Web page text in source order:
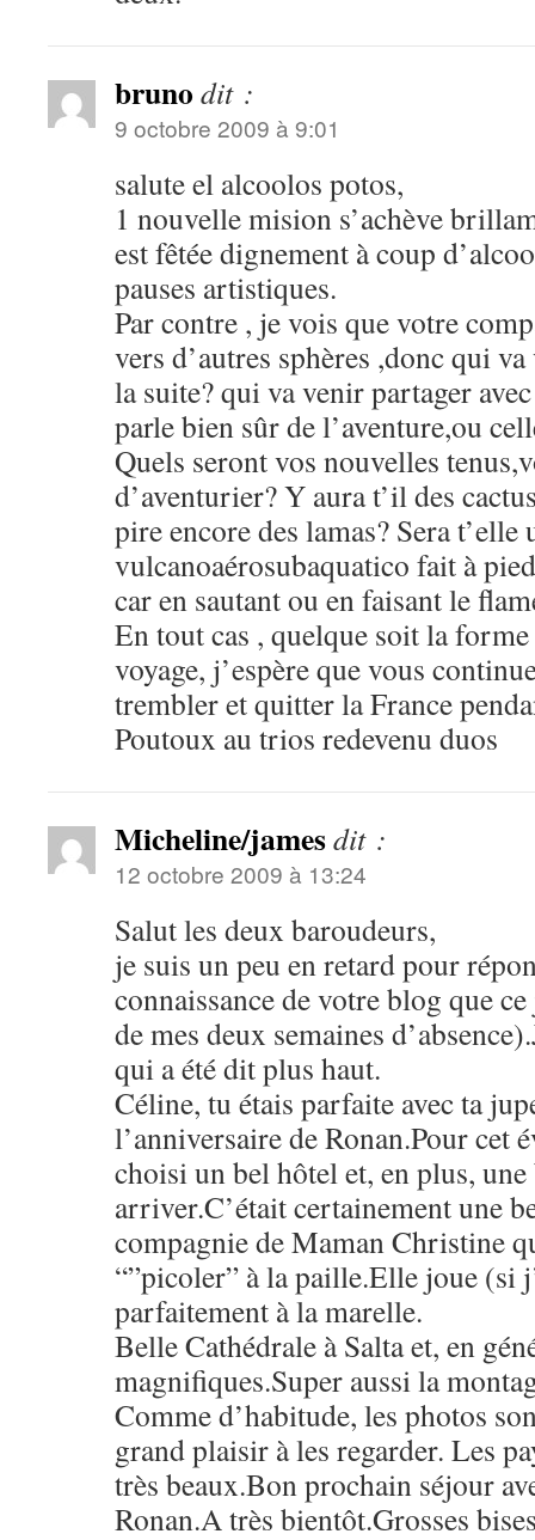
bruno dit :
9 octobre 2009 à 9:01
salute el alcoolos potos,
1 nouvelle mision s’achève
est fêtée dignement à coup
pauses artistiques.
Par contre , je vois que votre
vers d’autres sphères ,donc qui
la suite? qui va venir partager
parle bien sûr de l’aventure,ou
Quels seront vos nouvelles
d’aventurier? Y aura t’il des
pire encore des lamas? Sera
vulcanoaérosubaquatico fait à
car en sautant ou en faisant le
En tout cas , quelque soit la
voyage, j’espère que vous
trembler et quitter la France
Poutoux au trios redevenu duos
Micheline/jamesdit :
12 octobre 2009 à 13:24
Salut les deux baroudeurs,
je suis un peu en retard pour
connaissance de votre blog que
de mes deux semaines
qui a été dit plus haut.
Céline, tu étais parfaite avec ta
l’anniversaire de Ronan.Pour cet
choisi un bel hôtel et, en plus,
arriver.C’était certainement une
compagnie de Maman Christine
“”picoler” à la paille.Elle joue (si
parfaitement à la marelle.
Belle Cathédrale à Salta et, en
magnifiques.Super aussi la
Comme d’habitude, les photos
grand plaisir à les regarder. Les
très beaux.Bon prochain séjour
Ronan.A très bientôt.Grosses